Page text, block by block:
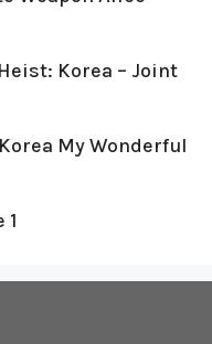
Korea – Joint
My Wonderful
1